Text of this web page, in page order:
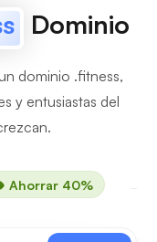
Dominio
dominio .fitness,
y entusiastas del
Ahorrar 40%